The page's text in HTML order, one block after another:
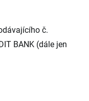
č.
BANK (dále jen